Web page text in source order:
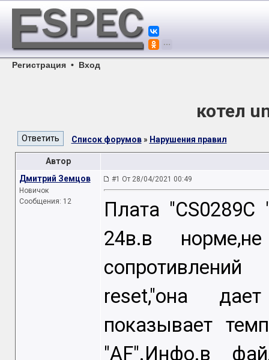
Регистрация • Вход
котел
Список форумов» Нарушения правил
Автор
Дмитрий Земцов
Новичок
Сообщения: 12
#1 От 28/04/2021 00:49
Плата
24в.в
reset,"она
показывает
"AF".Инфо.в